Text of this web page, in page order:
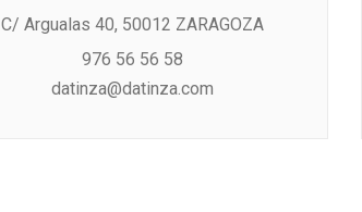
C/ Argualas 40, 50012 ZARAGOZA
976 56 56 58
datinza@datinza.com